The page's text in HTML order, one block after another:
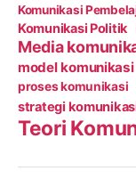
Komunikasi
Komunikasi Politik
Media
model komunikasi
proses komunikasi
strategi
Teori